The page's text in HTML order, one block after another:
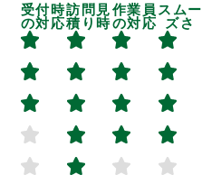
受付時
の対応
訪問見
積り時
作業員
の対応
スムー
ズさ